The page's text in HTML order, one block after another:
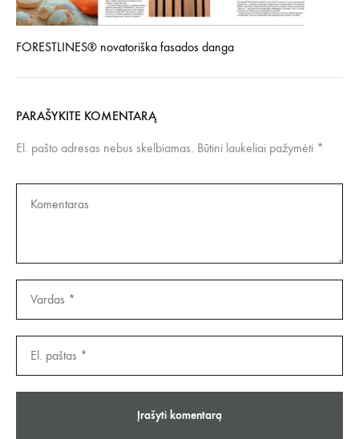
FORESTLINES® novatoriška fasados danga
PARAŠYKITE KOMENTARĄ
El. pašto adresas nebus skelbiamas. Būtini laukeliai pažymėti *